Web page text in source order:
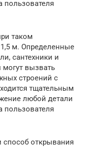
пользователя
таком
м. Определенные
сантехники и
вызвать
строений с
тщательным
любой детали
пользователя
способ открывания